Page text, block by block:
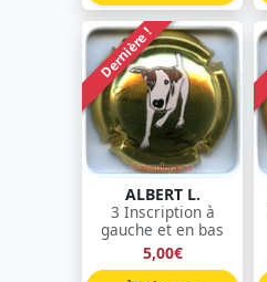
Dernière !
ALBERT L.
3 Inscription à
gauche et en bas
5,00€